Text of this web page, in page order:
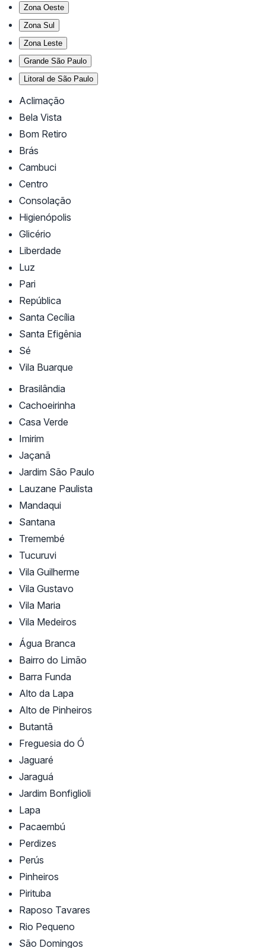
Zona Oeste
Zona Sul
Zona Leste
Grande São Paulo
Litoral de São Paulo
Aclimação
Bela Vista
Bom Retiro
Brás
Cambuci
Centro
Consolação
Higienópolis
Glicério
Liberdade
Luz
Pari
República
Santa Cecília
Santa Efigênia
Sé
Vila Buarque
Brasilândia
Cachoeirinha
Casa Verde
Imirim
Jaçanã
Jardim São Paulo
Lauzane Paulista
Mandaqui
Santana
Tremembé
Tucuruvi
Vila Guilherme
Vila Gustavo
Vila Maria
Vila Medeiros
Água Branca
Bairro do Limão
Barra Funda
Alto da Lapa
Alto de Pinheiros
Butantã
Freguesia do Ó
Jaguaré
Jaraguá
Jardim Bonfiglioli
Lapa
Pacaembú
Perdizes
Perús
Pinheiros
Pirituba
Raposo Tavares
Rio Pequeno
São Domingos